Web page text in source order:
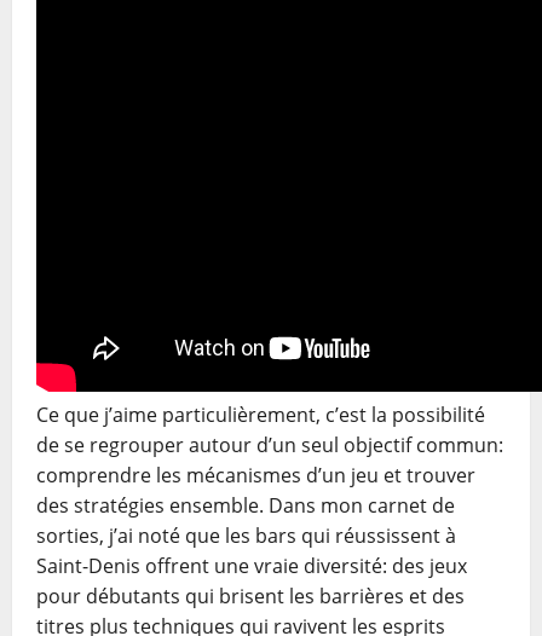
Ce que j’aime particulièrement, c’est la possibilité
de se regrouper autour d’un seul objectif commun:
comprendre les mécanismes d’un jeu et trouver
des stratégies ensemble. Dans mon carnet de
sorties, j’ai noté que les bars qui réussissent à
Saint-Denis offrent une vraie diversité: des jeux
pour débutants qui brisent les barrières et des
titres plus techniques qui ravivent les esprits